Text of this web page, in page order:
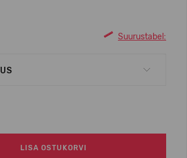
Suurustabel:
LISA OSTUKORVI